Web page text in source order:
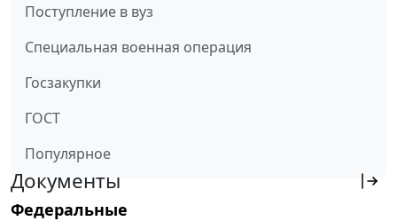
Поступление в вуз
Специальная военная операция
Госзакупки
ГОСТ
Популярное
Документы
Федеральные